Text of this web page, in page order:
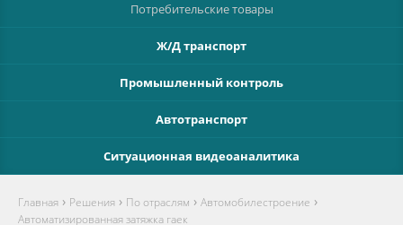
Потребительские товары
Ж/Д транспорт
Промышленный контроль
Автотранспорт
Ситуационная видеоаналитика
Главная › Решения › По отраслям › Автомобилестроение ›
Автоматизированная затяжка гаек